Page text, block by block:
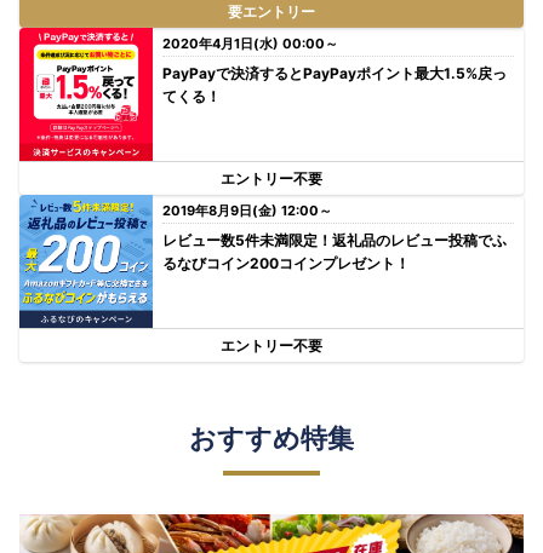
要エントリー
2020年4月1日(水) 00:00～
PayPayで決済するとPayPayポイント最大1.5%戻っ
てくる！
エントリー不要
2019年8月9日(金) 12:00～
レビュー数5件未満限定！返礼品のレビュー投稿でふ
るなびコイン200コインプレゼント！
エントリー不要
おすすめ特集